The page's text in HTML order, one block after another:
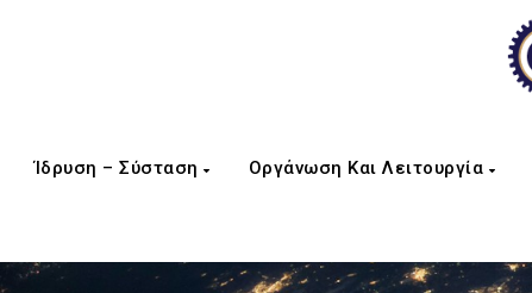
Ίδρυση – Σύσταση Οργάνωση Και Λειτουργία